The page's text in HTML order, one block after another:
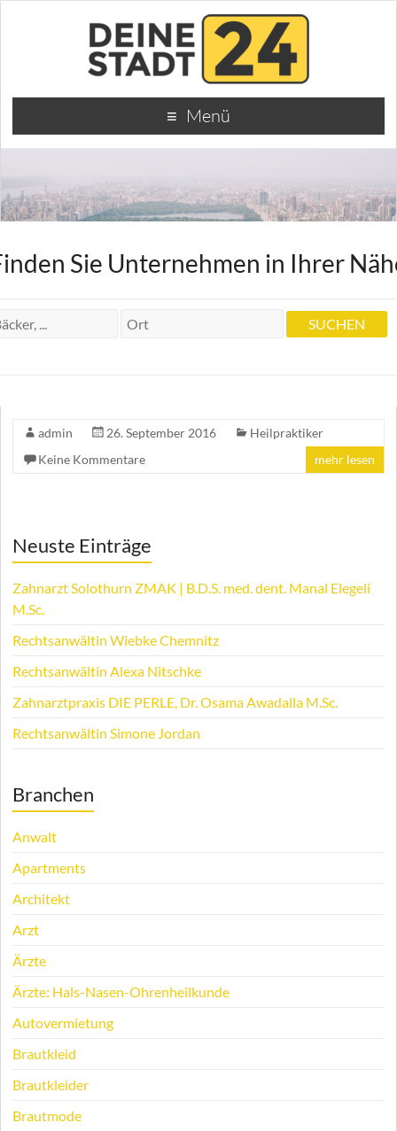
Menü
Sie Unternehmen in Ihrer
admin 26. September 2016
Heilpraktiker
Keine Kommentare
mehr lesen
Neuste Einträge
Zahnarzt Solothurn ZMAK | B.D.S. med. dent. Manal Elegeli
M.Sc.
Rechtsanwältin Wiebke Chemnitz
Rechtsanwältin Alexa Nitschke
Zahnarztpraxis DIE PERLE, Dr. Osama Awadalla M.Sc.
Rechtsanwältin Simone Jordan
Branchen
Anwalt
Apartments
Architekt
Arzt
Ärzte
Ärzte: Hals-Nasen-Ohrenheilkunde
Autovermietung
Brautkleid
Brautkleider
Brautmode